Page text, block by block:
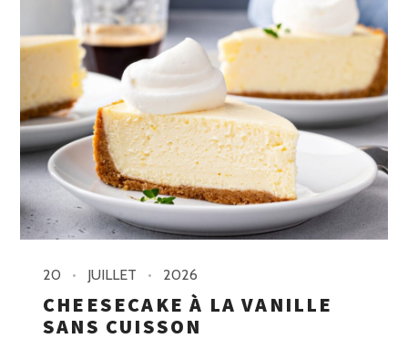
20 JUILLET 2026
CHEESECAKE À LA VANILLE
SANS CUISSON